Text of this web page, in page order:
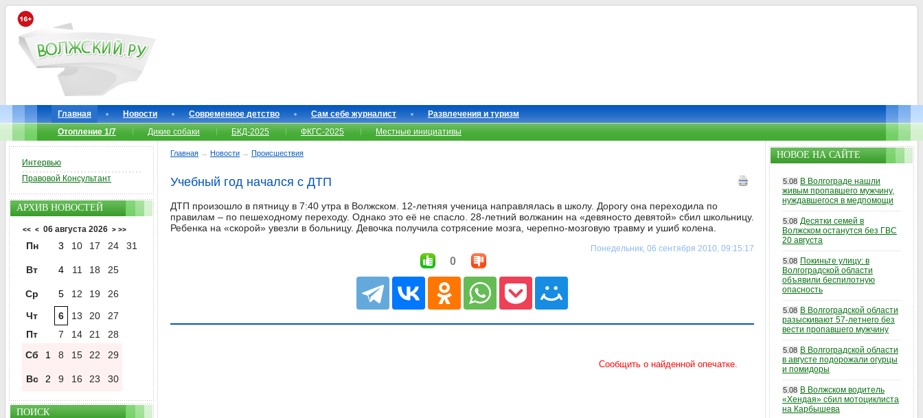
Главная Новости Современное детство Сам себе журналист
Развлечения и туризм
Отопление 1/7
Дикие собаки БКД-2025 ФКГС-2025 Местные инициативы
Главная → Новости → Происшествия
Учебный год начался с ДТП
ДТП произошло в пятницу в 7:40 утра в Волжском. 12-летняя ученица направлялась в школу. Дорогу она переходила по
правилам – по пешеходному переходу. Однако это её не спасло. 28-летний волжанин на «девяносто девятой» сбил школьницу.
Ребенка на «скорой» увезли в больницу. Девочка получила сотрясение мозга, черепно-мозговую травму и ушиб колена.
Понедельник, 06 сентября 2010, 09:15:17
0
Интервью
Правовой Консультант
АРХИВ НОВОСТЕЙ
<< < 06 августа 2026 > >>
Пн 3 10 17 24 31
Вт 4 11 18 25
Ср 5 12 19
26
Чт
6 13 20
27
Пт
7 14 21
28
Сб
1 8 15 22 29
Вс 2 9 16 23 30
ПОИСК
НОВОЕ НА САЙТЕ
5.08 В Волгограде нашли
живым пропавшего мужчину,
нуждавшегося в медпомощи
5.08 Десятки семей в
Волжском останутся без ГВС
20 августа
5.08 Покиньте улицу: в
Волгоградской области
объявили беспилотную
опасность
5.08 В Волгоградской области
разыскивают 57-летнего без
вести пропавшего мужчину
5.08 В Волгоградской области
в августе подорожали огурцы
и помидоры
5.08 В Волжском водитель
«Хендая» сбил мотоциклиста
на Карбышева